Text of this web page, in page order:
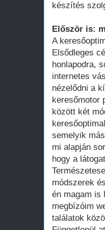
készítés
Először is:
A
Elsődleges
honlapodra,
internetes
nézelődni a
keresőmotor
között két
semelyik
mi alapján
hogy a
módszerek
én magam is
megbízóim
találatok